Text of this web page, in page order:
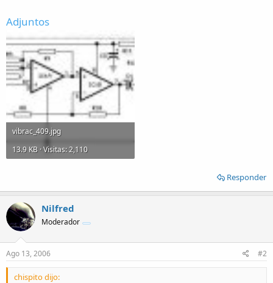
Adjuntos
vibrac_409.jpg
13.9 KB · Visitas: 2,110
Responder
Nilfred
Moderador
Ago 13, 2006 #2
chispito dijo: